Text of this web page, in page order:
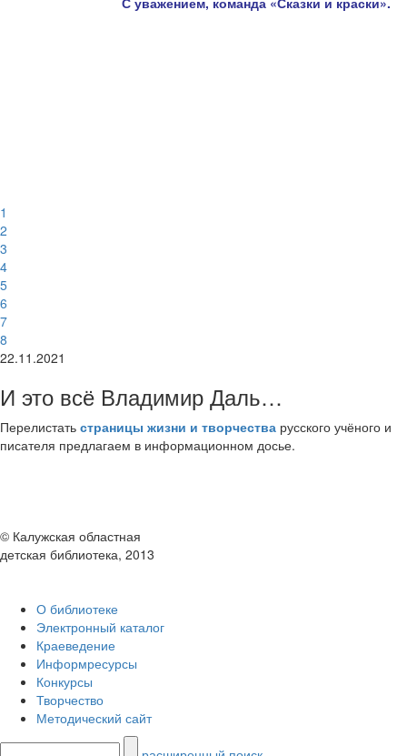
1
2
3
4
5
6
7
8
22.11.2021
И это всё Владимир Даль…
Перелистать страницы жизни и творчества русского учёного и
писателя предлагаем в информационном досье.
© Калужская областная
детская библиотека, 2013
О библиотеке
Электронный каталог
Краеведение
Информресурсы
Конкурсы
Творчество
Методический сайт